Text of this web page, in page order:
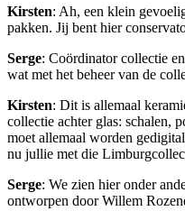
Kirsten: Ah, een klein
pakken. Jij bent hier
Serge: Coördinator collectie
wat met het beheer van de
Kirsten: Dit is allemaal
collectie achter glas: schalen,
moet allemaal worden
nu jullie met die
Serge: We zien hier onder
ontworpen door Willem